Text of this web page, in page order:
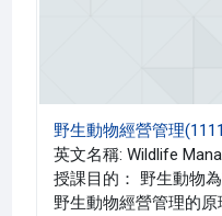
野生動物經營管理
英文名稱: Wildlife
授課目的： 野生動物
野生動物經營管理的